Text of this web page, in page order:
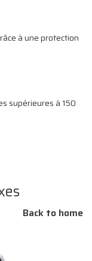
à une protection
supérieures à 150
Back to home